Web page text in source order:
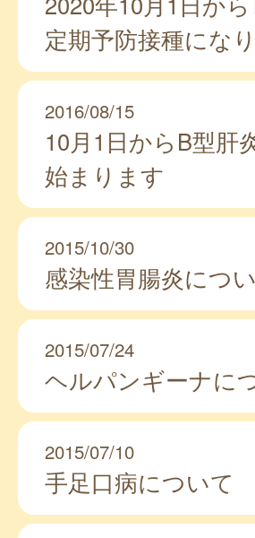
定期予防接種になり
2016/08/15
10月1日からB型肝
始まります
2015/10/30
感染性胃腸炎につ
2015/07/24
ヘルパンギーナに
2015/07/10
手足口病について